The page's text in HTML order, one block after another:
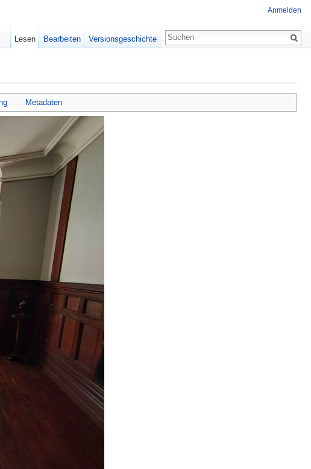
Metadaten
Anmelden
Lesen Bearbeiten Versionsgeschichte